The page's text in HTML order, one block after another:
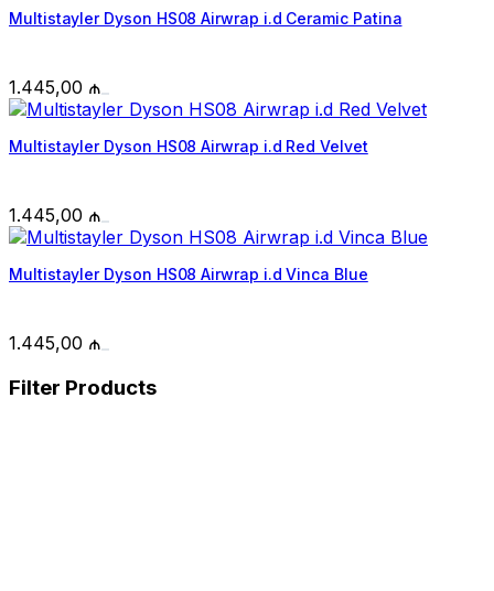
Multistayler Dyson HS08 Airwrap i.d Ceramic Patina
1.445,00 ₼
Multistayler Dyson HS08 Airwrap i.d Red Velvet
1.445,00 ₼
Multistayler Dyson HS08 Airwrap i.d Vinca Blue
1.445,00 ₼
Filter Products